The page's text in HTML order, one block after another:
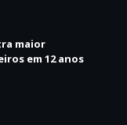
maior
em 12 anos